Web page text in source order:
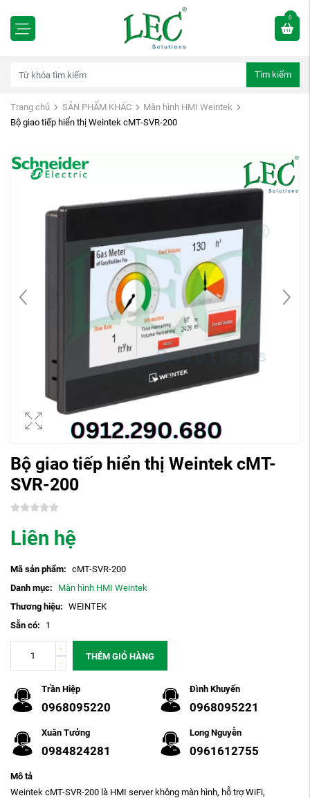
0
Tìm kiếm
Trang chủ SẢN PHẨM KHÁC
Màn hình HMI Weintek
Bộ giao tiếp hiển thị Weintek cMT-SVR-200
Bộ giao tiếp hiển thị Weintek cMT-
SVR-200
Liên hệ
Mã sản phẩm: cMT-SVR-200
Danh mục:
Màn hình HMI Weintek
Thương hiệu: WEINTEK
Sẵn có:
1
THÊM GIỎ HÀNG
Trần Hiệp
0968095220
Đình Khuyến
0968095221
Xuân Tưởng
0984824281
Long Nguyễn
0961612755
Mô tả
Weintek cMT-SVR-200 là HMI server không màn hình, hỗ trợ WiFi,